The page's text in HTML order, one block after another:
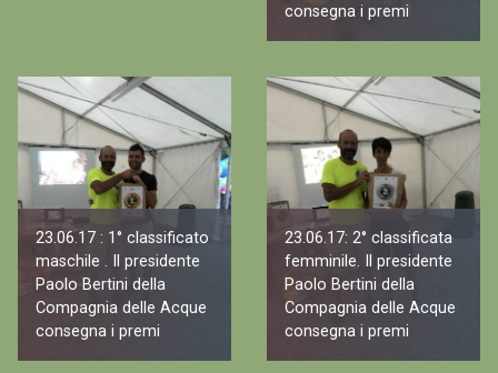
consegna i premi
23.06.17 : 1° classificato
maschile . Il presidente
Paolo Bertini della
Compagnia delle Acque
consegna i premi
23.06.17: 2° classificata
femminile. Il presidente
Paolo Bertini della
Compagnia delle Acque
consegna i premi